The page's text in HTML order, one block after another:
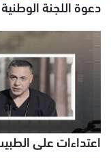
دعوة اللجنة
اعتداءات على